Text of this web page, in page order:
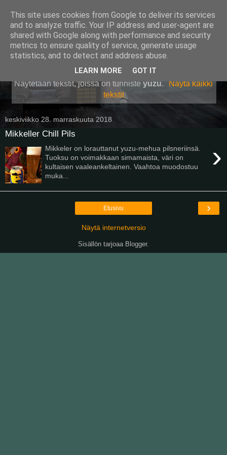
Pullollinen
Näytetään tekstit, joissa on tunniste yuzu.
Näytä kaikki
tekstit
keskiviikko 28. marraskuuta 2018
Mikkeller Chill Pils
›
Mikkeler on lorauttanut yuzu-mehua pilsneriinsä.
Tuoksu on voimakkaan simamaista, väri on
kultaisen vaaleankeltainen. Vaahtoa muodostuu
muka...
›
Etusivu
Näytä internetversio
Sisällön tarjoaa Blogger.
This site uses cookies from Google to deliver its services
and to analyze traffic. Your IP address and user-agent are
shared with Google along with performance and security
metrics to ensure quality of service, generate usage
statistics, and to detect and address abuse.
LEARN MORE GOT IT